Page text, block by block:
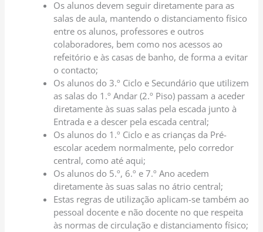
Os alunos devem seguir diretamente para as
salas de aula, mantendo o distanciamento físico
entre os alunos, professores e outros
colaboradores, bem como nos acessos ao
refeitório e às casas de banho, de forma a evitar
o contacto;
Os alunos do 3.º Ciclo e Secundário que utilizem
as salas do 1.º Andar (2.º Piso) passam a aceder
diretamente às suas salas pela escada junto à
Entrada e a descer pela escada central;
Os alunos do 1.º Ciclo e as crianças da Pré-
escolar acedem normalmente, pelo corredor
central, como até aqui;
Os alunos do 5.º, 6.º e 7.º Ano acedem
diretamente às suas salas no átrio central;
Estas regras de utilização aplicam-se também ao
pessoal docente e não docente no que respeita
às normas de circulação e distanciamento físico;